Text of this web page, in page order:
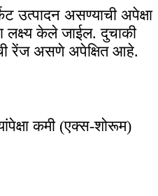
उत्पादन असण्याची अपेक्षा
लक्ष्य केले जाईल. दुचाकी
रेंज असणे अपेक्षित आहे.
कमी (एक्स-शोरूम)